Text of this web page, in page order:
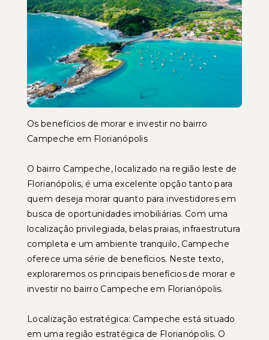
Os benefícios de morar e investir no bairro
Campeche em Florianópolis
O bairro Campeche, localizado na região leste de
Florianópolis, é uma excelente opção tanto para
quem deseja morar quanto para investidores em
busca de oportunidades imobiliárias. Com uma
localização privilegiada, belas praias, infraestrutura
completa e um ambiente tranquilo, Campeche
oferece uma série de benefícios. Neste texto,
exploraremos os principais benefícios de morar e
investir no bairro Campeche em Florianópolis.
Localização estratégica: Campeche está situado
em uma região estratégica de Florianópolis. O